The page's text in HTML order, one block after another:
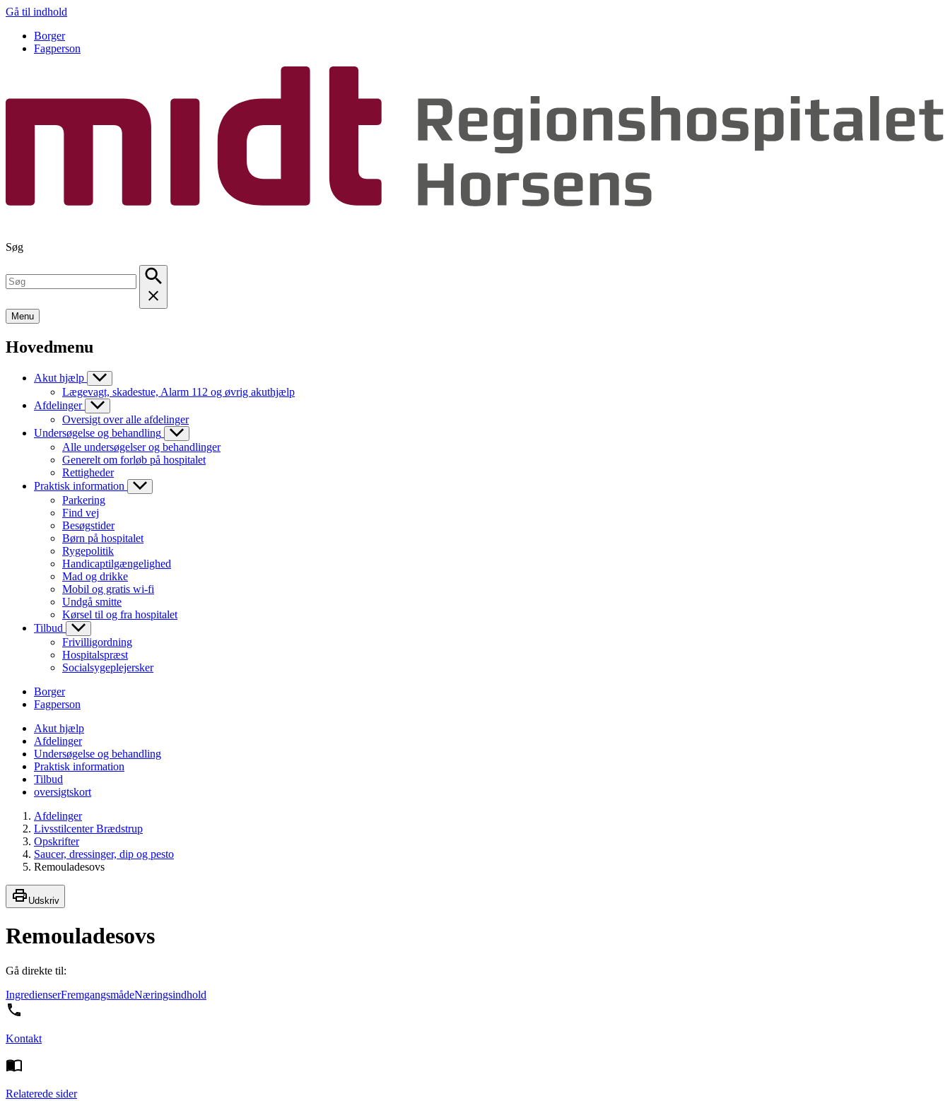
Gå til indhold
Borger
Fagperson
Søg
Menu
Hovedmenu
Akut hjælp
Lægevagt, skadestue, Alarm 112 og øvrig akuthjælp
Afdelinger
Oversigt over alle afdelinger
Undersøgelse og behandling
Alle undersøgelser og behandlinger
Generelt om forløb på hospitalet
Rettigheder
Praktisk information
Parkering
Find vej
Besøgstider
Børn på hospitalet
Rygepolitik
Handicaptilgængelighed
Mad og drikke
Mobil og gratis wi-fi
Undgå smitte
Kørsel til og fra hospitalet
Tilbud
Frivilligordning
Hospitalspræst
Socialsygeplejersker
Borger
Fagperson
Akut hjælp
Afdelinger
Undersøgelse og behandling
Praktisk information
Tilbud
oversigtskort
Afdelinger
Livsstilcenter Brædstrup
Opskrifter
Saucer, dressinger, dip og pesto
Remouladesovs
Udskriv
Remouladesovs
Gå direkte til:
IngredienserFremgangsmådeNæringsindhold
Kontakt
Relaterede sider